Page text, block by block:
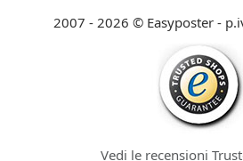
2007 - 2026 © Easyposter -
Vedi le recensioni